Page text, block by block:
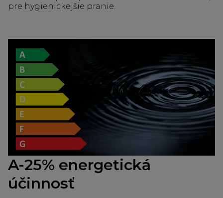
pre hygienickejšie pranie.
A-25% energetická
účinnosť